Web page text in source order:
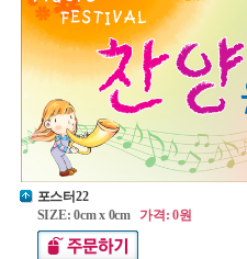
포스터22
SIZE: 0cm x 0cm가격: 0원